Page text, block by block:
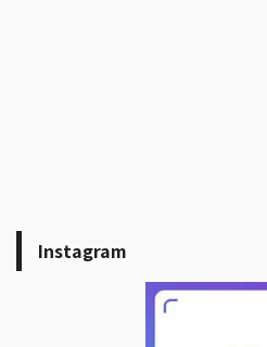
Instagram